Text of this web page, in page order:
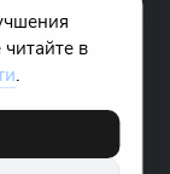
ИП Чамин
в
.